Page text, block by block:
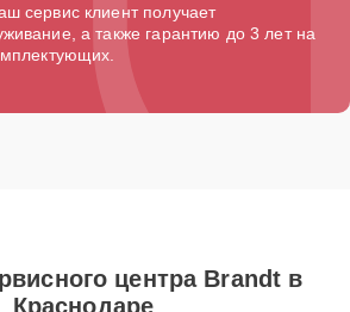
сервис клиент получает
а также гарантию до 3 лет на
центра Brandt в
Краснодаре